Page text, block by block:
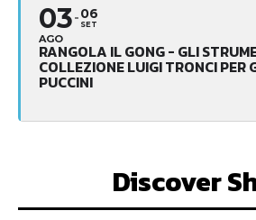
03
AGO
06
SET
RANGOLA IL GONG - GLI
COLLEZIONE LUIGI TRONCI PER
PUCCINI
Discover